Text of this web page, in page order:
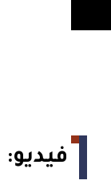
فيديو: